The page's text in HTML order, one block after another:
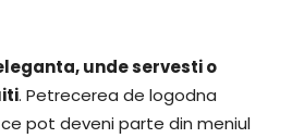
unde servesti o
. Petrecerea de logodna
pot deveni parte din meniul